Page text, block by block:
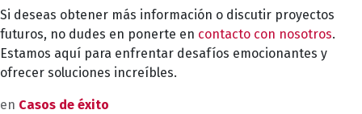
Si deseas obtener más información o discutir proyectos
futuros, no dudes en ponerte en contacto con nosotros.
Estamos aquí para enfrentar desafíos emocionantes y
ofrecer soluciones increíbles.
en Casos de éxito